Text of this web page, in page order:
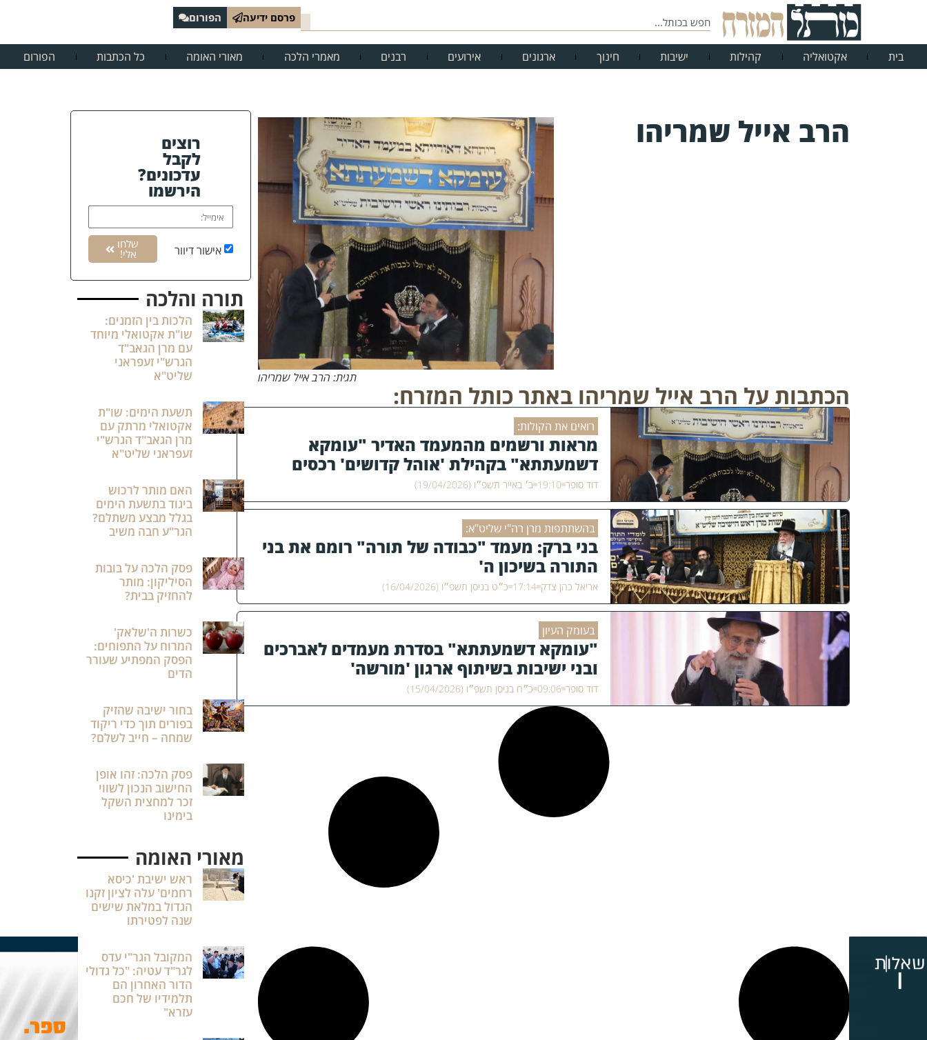
פרסם ידיעה הפורום
בית אקטואליה קהילות ישיבות חינוך ארגונים אירועים רבנים מאמרי הלכה מאורי האומה כל הכתבות הפורום
הרב אייל שמריהו
תגית: הרב אייל שמריהו
הכתבות על הרב אייל שמריהו באתר כותל המזרח:
רואים את הקולות:
מראות ורשמים מהמעמד האדיר "עומקא
דשמעתתא" בקהילת 'אוהל קדושים' רכסים
דוד סופר 19:10 ב׳ באייר תשפ״ו (19/04/2026)
בהשתתפות מרן רה"י שליט"א:
בני ברק: מעמד "כבודה של תורה" רומם את בני
התורה בשיכון ה'
אריאל כהן צדק 17:14 כ״ט בניסן תשפ״ו (16/04/2026)
בעומק העיון
"עומקא דשמעתתא" בסדרת מעמדים לאברכים
ובני ישיבות בשיתוף ארגון 'מורשה'
דוד סופר 09:06 כ״ח בניסן תשפ״ו (15/04/2026)
רוצים
לקבל
עדכונים?
הירשמו
אישור דיוור שלחו
אלי!
תורה והלכה
הלכות בין הזמנים:
שו"ת אקטואלי מיוחד
עם מרן הגאב"ד
הגרש"י זעפראני
שליט"א
תשעת הימים: שו"ת
אקטואלי מרתק עם
מרן הגאב"ד הגרש"י
זעפראני שליט"א
האם מותר לרכוש
ביגוד בתשעת הימים
בגלל מבצע משתלם?
הגר"ע חבה משיב
פסק הלכה על בובות
הסיליקון: מותר
להחזיק בבית?
כשרות ה'שלאק'
המרוח על התפוחים:
הפסק המפתיע שעורר
הדים
בחור ישיבה שהזיק
בפורים תוך כדי ריקוד
שמחה – חייב לשלם?
פסק הלכה: זהו אופן
החישוב הנכון לשווי
זכר למחצית השקל
בימינו
מאורי האומה
ראש ישיבת 'כיסא
רחמים' עלה לציון זקנו
הגדול במלאת שישים
שנה לפטירתו
המקובל הגר"י עדס
לגר"ד עטיה: "כל גדולי
הדור האחרון הם
תלמידיו של חכם
עזרא"